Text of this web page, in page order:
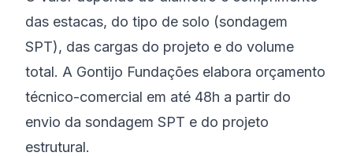
das estacas, do tipo de solo (sondagem
SPT), das cargas do projeto e do volume
total. A Gontijo Fundações elabora orçamento
técnico-comercial em até 48h a partir do
envio da sondagem SPT e do projeto
estrutural.